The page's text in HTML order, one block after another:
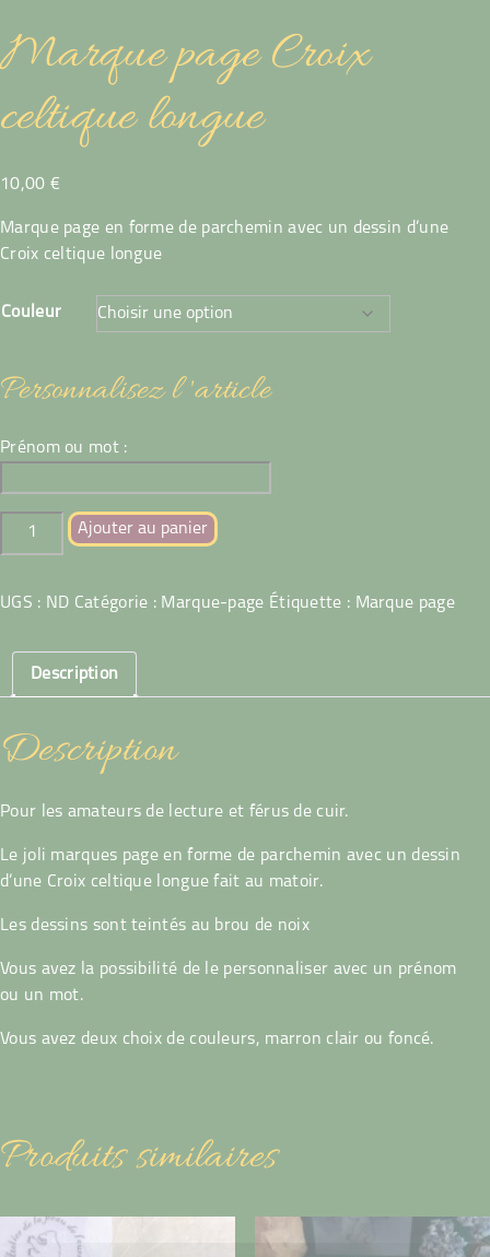
Marque page Croix
celtique longue
10,00 €
Marque page en forme de parchemin avec un dessin d’une
Croix celtique longue
Couleur
Personnalisez l 'article
Prénom ou mot :
quantité
de
page
celtique
longue
Ajouter au panier
UGS : ND Catégorie : Marque-page Étiquette : Marque page
Description
Description
Pour les amateurs de lecture et férus de cuir.
Le joli marques page en forme de parchemin avec un dessin
d’une Croix celtique longue fait au matoir.
Les dessins sont teintés au brou de noix
Vous avez la possibilité de le personnaliser avec un prénom
ou un mot.
Vous avez deux choix de couleurs, marron clair ou foncé.
Produits similaires